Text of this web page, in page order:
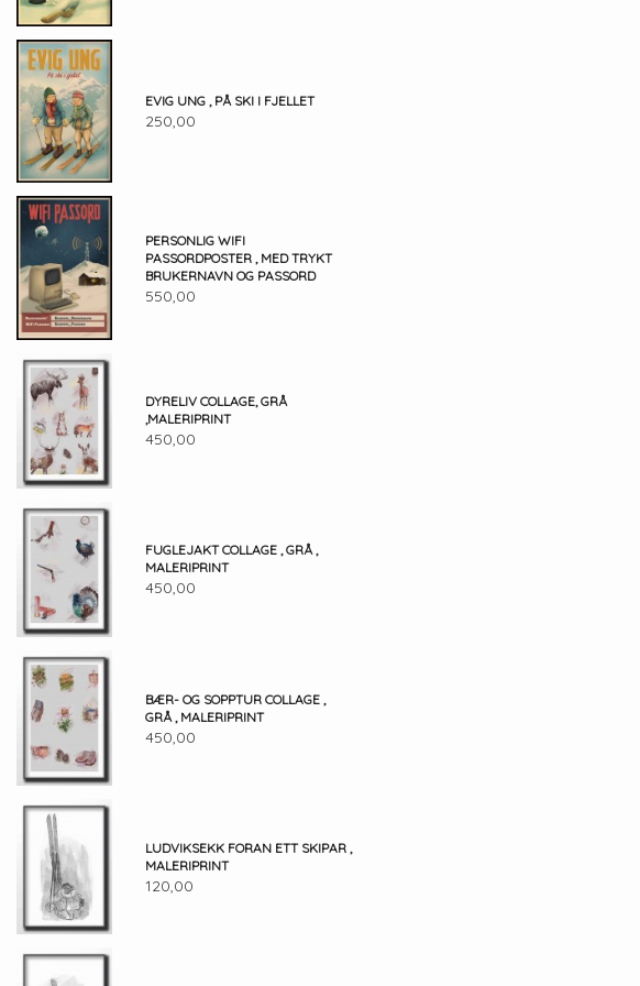
EVIG UNG , PÅ SKI I FJELLET
250,00
PERSONLIG WIFI
PASSORDPOSTER , MED TRYKT
BRUKERNAVN OG PASSORD
550,00
DYRELIV COLLAGE, GRÅ
,MALERIPRINT
450,00
FUGLEJAKT COLLAGE , GRÅ ,
MALERIPRINT
450,00
BÆR- OG SOPPTUR COLLAGE ,
GRÅ , MALERIPRINT
450,00
LUDVIKSEKK FORAN ETT SKIPAR ,
MALERIPRINT
120,00